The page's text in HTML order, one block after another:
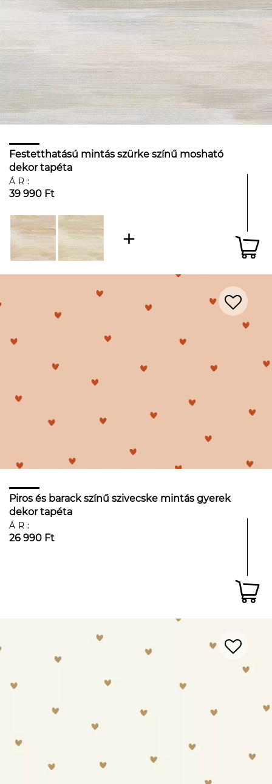
Festetthatású mintás szürke színű mosható
dekor tapéta
ÁR:
39 990 Ft
Piros és barack színű szivecske mintás gyerek
dekor tapéta
ÁR:
26 990 Ft